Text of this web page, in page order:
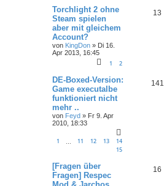
Torchlight 2 ohne
Steam spielen
aber mit gleichem
Account?
von KingDon » Di 16.
Apr 2013, 16:45
1 2
13
DE-Boxed-Version:
Game executalbe
funktioniert nicht
mehr ..
von Feyd » Fr 9. Apr
2010, 18:33
1 11 12 13
14
15
141
[Fragen über
Fragen] Respec
16